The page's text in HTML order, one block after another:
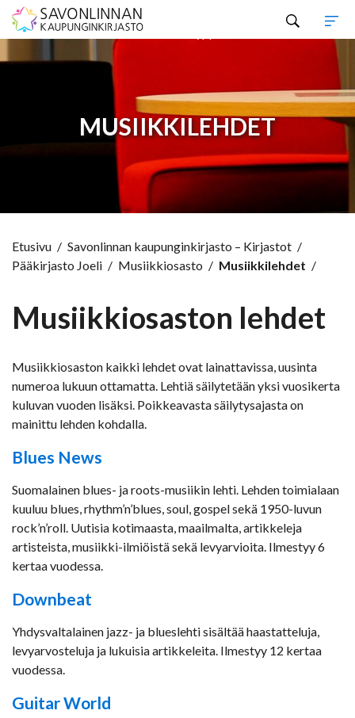
MUSIIKKILEHDET
Etusivu / Savonlinnan kaupunginkirjasto – Kirjastot /
Pääkirjasto Joeli / Musiikkiosasto / Musiikkilehdet /
Musiikkiosaston lehdet
Musiikkiosaston kaikki lehdet ovat lainattavissa, uusinta
numeroa lukuun ottamatta. Lehtiä säilytetään yksi vuosikerta
kuluvan vuoden lisäksi. Poikkeavasta säilytysajasta on
mainittu lehden kohdalla.
Blues News
Suomalainen blues- ja roots-musiikin lehti. Lehden toimialaan
kuuluu blues, rhythm’n’blues, soul, gospel sekä 1950-luvun
rock’n’roll. Uutisia kotimaasta, maailmalta, artikkeleja
artisteista, musiikki-ilmiöistä sekä levyarvioita. Ilmestyy 6
kertaa vuodessa.
Downbeat
Yhdysvaltalainen jazz- ja blueslehti sisältää haastatteluja,
levyarvosteluja ja lukuisia artikkeleita. Ilmestyy 12 kertaa
vuodessa.
Guitar World